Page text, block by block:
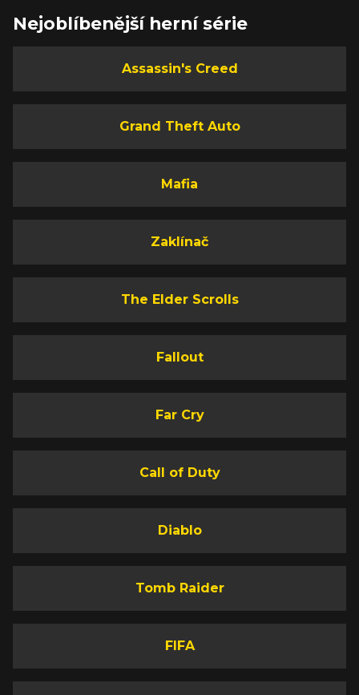
Nejoblíbenější herní série
Assassin's Creed
Grand Theft Auto
Mafia
Zaklínač
The Elder Scrolls
Fallout
Far Cry
Call of Duty
Diablo
Tomb Raider
FIFA